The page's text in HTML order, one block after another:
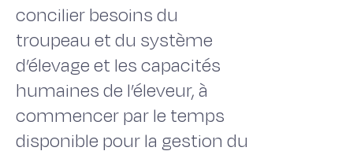
concilier besoins du
troupeau et du système
d’élevage et les capacités
humaines de l’éleveur, à
commencer par le temps
disponible pour la gestion du